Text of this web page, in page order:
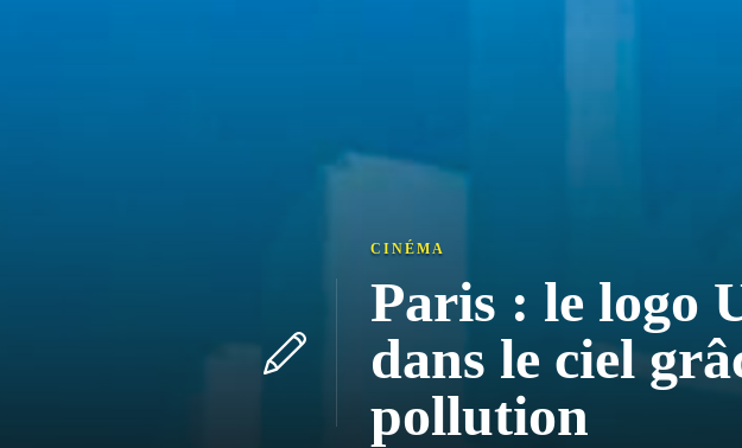
CINÉMA
Paris : le logo
dans le ciel
pollution